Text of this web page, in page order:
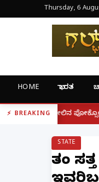
Thursday, 6
HOME ಭಾರತ
BREAKING
ಕೇಸ್ ರದ್ದಾಗಲ್ಲ:
STATE
ತಂಗಿ